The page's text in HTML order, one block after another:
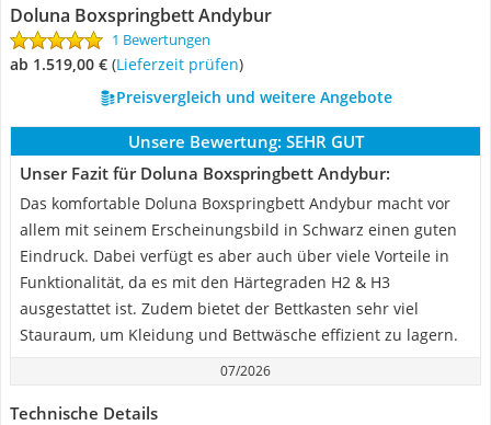
Doluna Boxspringbett Andybur
1 Bewertungen
ab 1.519,00 € (Lieferzeit prüfen)
Preisvergleich und weitere Angebote
Unsere Bewertung: SEHR GUT
Unser Fazit für Doluna Boxspringbett Andybur:
Das komfortable Doluna Boxspringbett Andybur macht vor
allem mit seinem Erscheinungsbild in Schwarz einen guten
Eindruck. Dabei verfügt es aber auch über viele Vorteile in
Funktionalität, da es mit den Härtegraden H2 & H3
ausgestattet ist. Zudem bietet der Bettkasten sehr viel
Stauraum, um Kleidung und Bettwäsche effizient zu lagern.
07/2026
Technische Details